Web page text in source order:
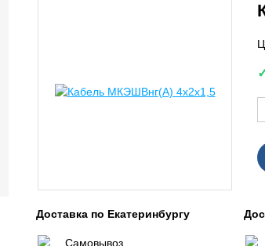
Доставка по Екатеринбургу
Самовывоз